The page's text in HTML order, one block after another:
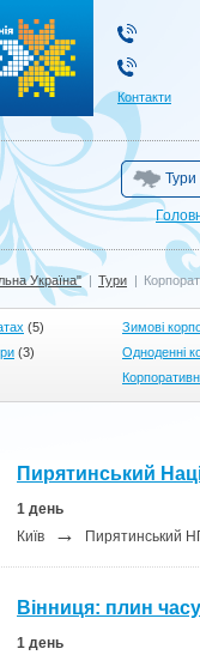
Контакти
Тури
Україна" | Тури |
(5) Зимові
(3) Одноденні
Пирятинський
1 день
Київ
→ Пирятинський
Вінниця: плин часу
1 день